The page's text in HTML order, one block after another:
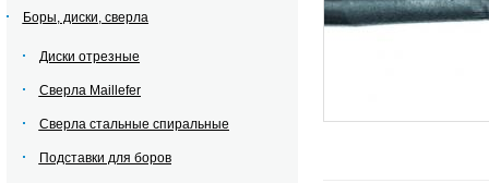
Боры, диски, сверла
Диски отрезные
Сверла Maillefer
Сверла стальные спиральные
Подставки для боров